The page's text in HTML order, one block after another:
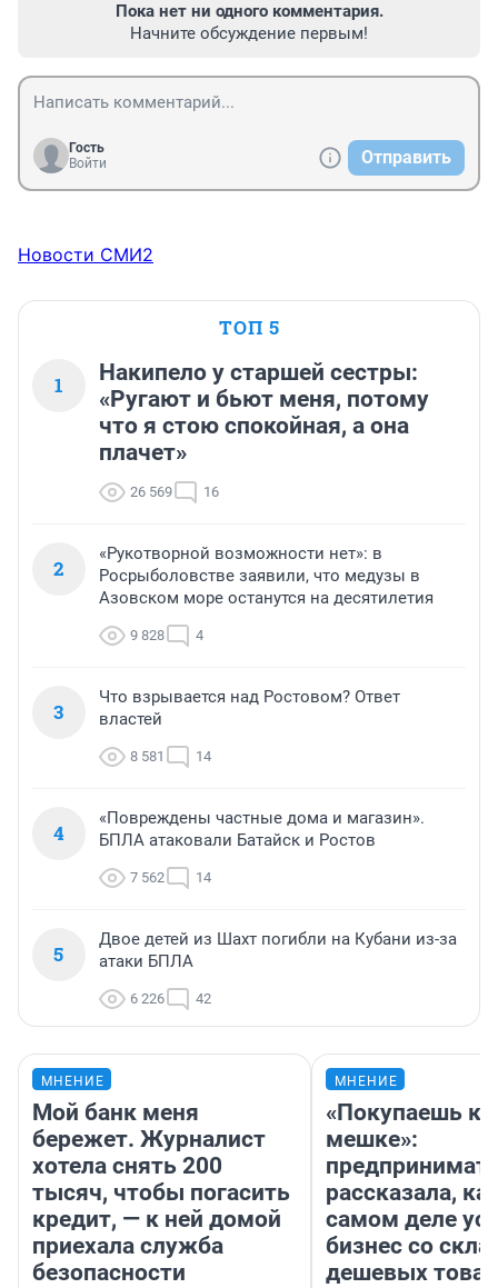
Пока нет ни одного комментария.
Начните обсуждение первым!
Гость
Войти
Отправить
Новости СМИ2
ТОП 5
1
Накипело у старшей сестры:
«Ругают и бьют меня, потому
что я стою спокойная, а она
плачет»
26 569 16
2
«Рукотворной возможности нет»: в
Росрыболовстве заявили, что медузы в
Азовском море останутся на десятилетия
9 828 4
3
Что взрывается над Ростовом? Ответ
властей
8 581 14
4
«Повреждены частные дома и магазин».
БПЛА атаковали Батайск и Ростов
7 562 14
5
Двое детей из Шахт погибли на Кубани из-за
атаки БПЛА
6 226 42
МНЕНИЕ
Мой банк меня
бережет. Журналист
хотела снять 200
тысяч, чтобы погасить
кредит, — к ней домой
приехала служба
безопасности
МНЕНИЕ
«Покупаешь
мешке»:
рассказала,
самом деле
бизнес со
дешевых